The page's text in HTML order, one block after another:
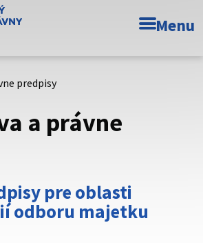
stránka Prešovského
sa uistite, že zdieľate informácie iba
stránku. Zabezpečená stránka
Menu
predpisy
a právne
pre oblasti
odboru majetku